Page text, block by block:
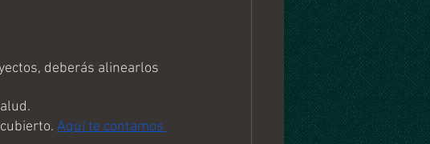
deberás alinearlos
Aquí te contamos